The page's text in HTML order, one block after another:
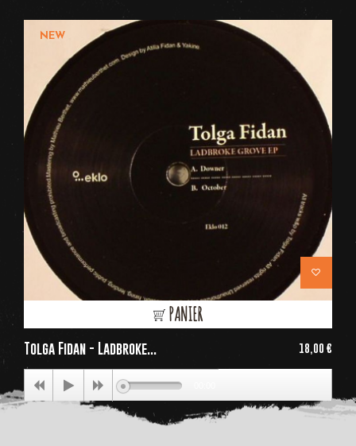
NEW
PANIER
Tolga Fidan - Ladbroke... 18,00 €